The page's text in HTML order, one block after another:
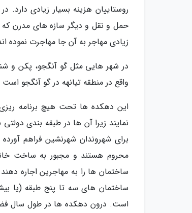
روستاییان هزینه بسیار زیادی
حمل و نقل و دیگر سازه های مدرن
زیادی مهاجر به آن جا مهاجرت نموده
در شهر هایی مثل گو آنگجو، پکن و
واقع در منطقه تیانهه در گو آنگجو است و دارای 50000 نفر جمعیت در مساحت یک
این دهکده ها تحت هیچ برنامه ریزی
نمایند زیرا آن ها در طبقه بندی
برای شهروندان شهرنشین فراهم
محروم هستند و مجبور به ساخت
ساختمان ها را به مهاجرین اجاره
ساختمان های سه تا پنج طبقه (یا
است. درون دهکده ها در طول سال